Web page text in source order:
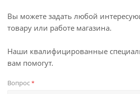
Вы можете задать любой
товару или работе магазина.
Наши квалифицированные
вам помогут.
Вопрос*